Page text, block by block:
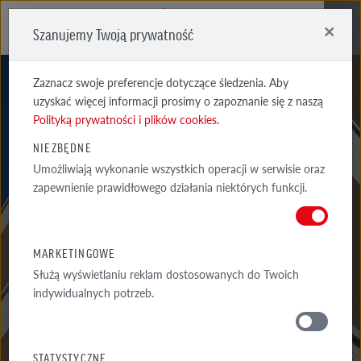
ROZSTAW
Szanujemy Twoją prywatność ×
Zaznacz swoje preferencje dotyczące śledzenia. Aby
uzyskać więcej informacji prosimy o zapoznanie się z naszą
Polityką prywatności i plików cookies.
NIEZBĘDNE
Umożliwiają wykonanie wszystkich operacji w serwisie oraz
zapewnienie prawidłowego działania niektórych funkcji.
MARKETINGOWE
Służą wyświetlaniu reklam dostosowanych do Twoich
indywidualnych potrzeb.
STATYSTYCZNE